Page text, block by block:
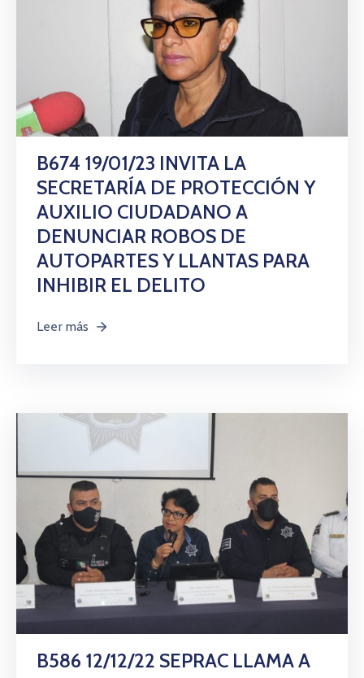
B674 19/01/23 INVITA LA
SECRETARÍA DE PROTECCIÓN Y
AUXILIO CIUDADANO A
DENUNCIAR ROBOS DE
AUTOPARTES Y LLANTAS PARA
INHIBIR EL DELITO
Leer más
B586 12/12/22 SEPRAC LLAMA A